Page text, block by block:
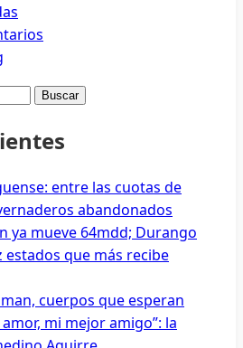
entre las cuotas de
abandonados
ya mueve 64mdd; Durango
estados que más recibe
cuerpos que esperan
mi mejor amigo”: la